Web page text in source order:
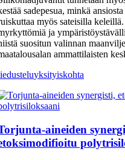
sadepesua, minkä
myös sateisilla
ja
suositun valinnan
ammattilaisten
yksityiskohta
aineiden